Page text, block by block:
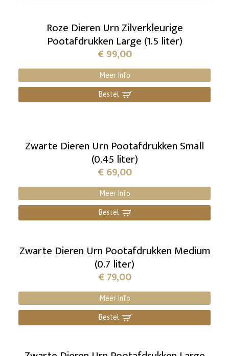
Roze Dieren Urn Zilverkleurige
Pootafdrukken Large (1.5 liter)
€99,00
Meer Info
Bestel ]
Zwarte Dieren Urn Pootafdrukken Small
(0.45 liter)
€69,00
Meer Info
Bestel ]
Zwarte Dieren Urn Pootafdrukken Medium
(0.7 liter)
€79,00
Meer Info
Bestel ]